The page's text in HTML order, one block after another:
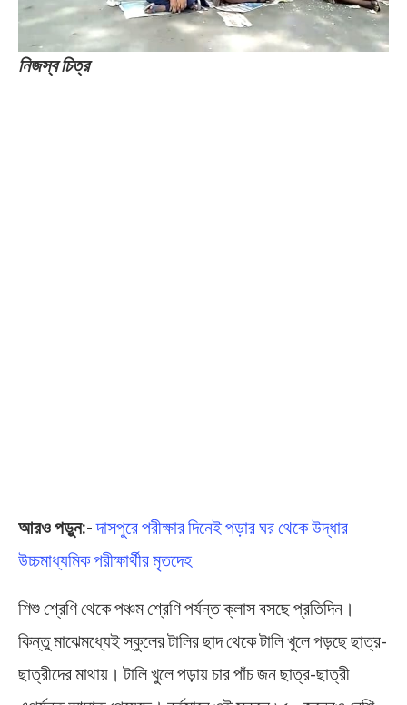
নিজস্ব চিত্র
আরও পড়ুন:- দাসপুরে পরীক্ষার দিনেই পড়ার ঘর থেকে উদ্ধার
উচ্চমাধ্যমিক পরীক্ষার্থীর মৃতদেহ
শিশু শ্রেণি থেকে পঞ্চম শ্রেণি পর্যন্ত ক্লাস বসছে প্রতিদিন।
কিন্তু মাঝেমধ্যেই স্কুলের টালির ছাদ থেকে টালি খুলে পড়ছে ছাত্র-
ছাত্রীদের মাথায়। টালি খুলে পড়ায় চার পাঁচ জন ছাত্র-ছাত্রী